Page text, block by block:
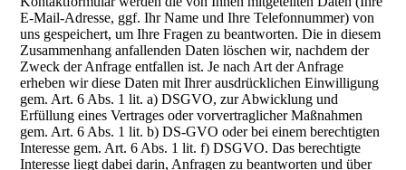
E-Mail-Adresse, ggf. Ihr Name und Ihre Telefonnummer) von
uns gespeichert, um Ihre Fragen zu beantworten. Die in diesem
Zusammenhang anfallenden Daten löschen wir, nachdem der
Zweck der Anfrage entfallen ist. Je nach Art der Anfrage
erheben wir diese Daten mit Ihrer ausdrücklichen Einwilligung
gem. Art. 6 Abs. 1 lit. a) DSGVO, zur Abwicklung und
Erfüllung eines Vertrages oder vorvertraglicher Maßnahmen
gem. Art. 6 Abs. 1 lit. b) DS-GVO oder bei einem berechtigten
Interesse gem. Art. 6 Abs. 1 lit. f) DSGVO. Das berechtigte
Interesse liegt dabei darin, Anfragen zu beantworten und über